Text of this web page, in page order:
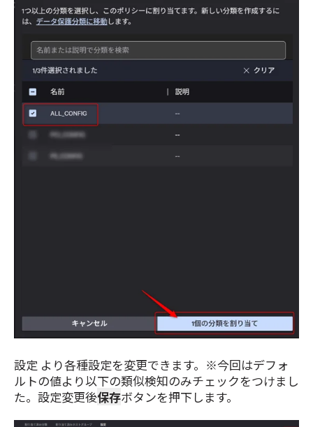
設定 より各種設定を変更できます。※今回はデフォ
ルトの値より以下の類似検知のみチェックをつけまし
た。設定変更後保存ボタンを押下します。